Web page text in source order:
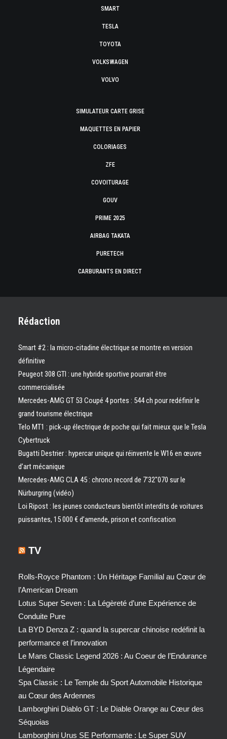
SMART
TESLA
TOYOTA
VOLKSWAGEN
VOLVO
SIMULATEUR CARTE GRISE
MAQUETTES EN PAPIER
COLORIAGES
ZFE
COVOITURAGE
GOUV
PRIME 2025
AIRBAG TAKATA
PURETECH
CARBURANTS EN DIRECT
Rédaction
Smart #2 : la micro-citadine électrique se montre en version
définitive
Peugeot 308 GTI : une hybride sportive pourrait être
commercialisée
Mercedes-AMG GT 53 Coupé 4 portes : 544 ch pour redéfinir le
grand tourisme électrique
Telo MT1 : pick‑up électrique de poche qui fait mieux que le Tesla
Cybertruck
Bugatti Destrier : hypercar unique qui réinvente le W16 en œuvre
d’art mécanique
Mercedes-AMG CLA 45 : chrono record de 7’32″070 sur le
Nürburgring (vidéo)
Loi Ripost : les jeunes conducteurs bientôt interdits de voitures
puissantes, 15 000 € d’amende, prison et confiscation
TV
Rolls-Royce Phantom : Un Héritage Familial au Cœur de
l’American Dream
Lotus Super Seven : La Légèreté d’une Expérience de
Conduite Pure
La BYD Denza Z : quand la supercar chinoise redéfinit la
performance et l’innovation
Le Mans Classic Legend 2026 : Au Coeur de l’Endurance
Légendaire
Spa Classic : Le Temple du Sport Automobile Historique
au Cœur des Ardennes
Lamborghini Diablo GT : Le Diable Orange au Cœur des
Séquoias
Lamborghini Urus SE Performante : Le Super SUV